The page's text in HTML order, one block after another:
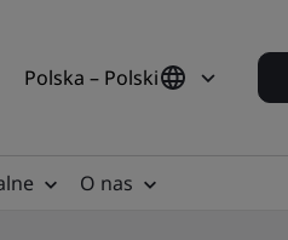
Polska – Polski
O nas